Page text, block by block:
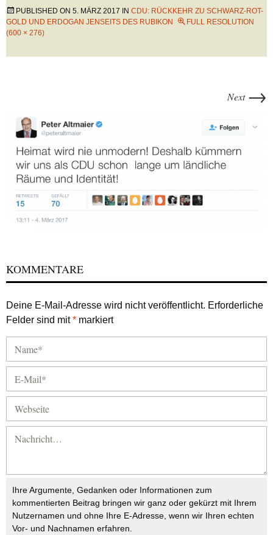
PUBLISHED ON 5. MÄRZ 2017 IN CDU: RÜCKKEHR ZU SCHWARZ-ROT-
GOLD UND ERDOGAN JENSEITS DES RUBIKON
FULL RESOLUTION
(600 × 276)
Next →
KOMMENTARE
Deine E-Mail-Adresse wird nicht veröffentlicht. Erforderliche
Felder sind mit* markiert
Ihre Argumente, Gedanken oder Informationen zum
kommentierten Beitrag bringen wir ganz oder gekürzt mit Ihrem
Nutzernamen und ohne Ihre E-Adresse, wenn wir Ihren echten
Vor- und Nachnamen erfahren.